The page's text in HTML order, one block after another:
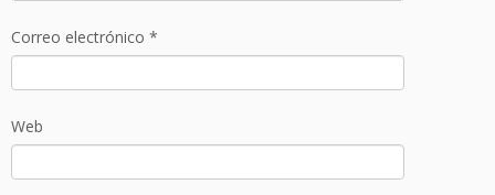
Correo electrónico *
Web